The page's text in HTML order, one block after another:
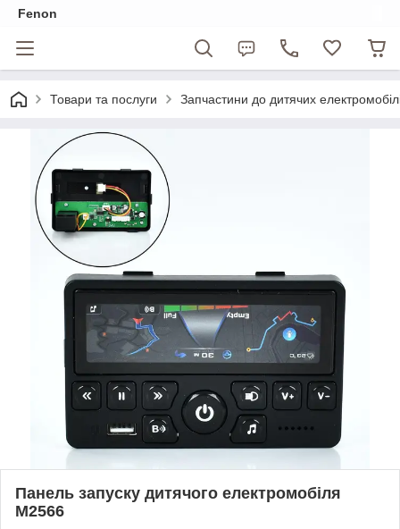
Fenon
Товари та послуги Запчастини до дитячих
Панель запуску дитячого електромобіля
М2566